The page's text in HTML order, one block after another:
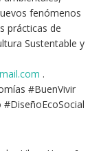
fenómenos
prácticas de
Sustentable y
.
#BuenVivir